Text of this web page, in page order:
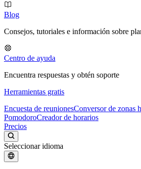
Blog
Consejos, tutoriales e información sobre
Centro de ayuda
Encuentra respuestas y obtén soporte
Herramientas gratis
Encuesta de reunionesConversor de zonas
PomodoroCreador de horarios
Precios
Seleccionar idioma